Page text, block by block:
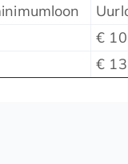
€
€